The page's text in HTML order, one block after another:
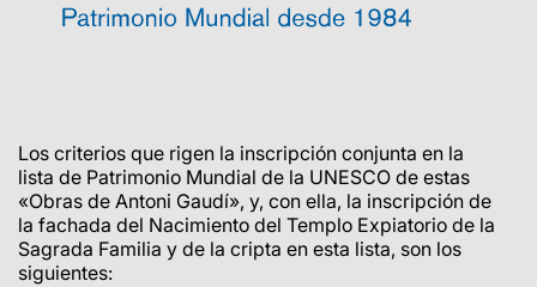
Los criterios que rigen la inscripción conjunta en la
lista de Patrimonio Mundial de la UNESCO de estas
«Obras de Antoni Gaudí», y, con ella, la inscripción de
la fachada del Nacimiento del Templo Expiatorio de la
Sagrada Familia y de la cripta en esta lista, son los
siguientes: